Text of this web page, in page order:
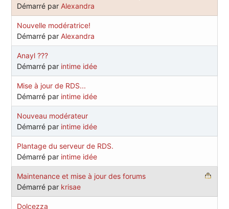
Démarré par Alexandra
Nouvelle modératrice!
Démarré par Alexandra
Anayl ???
Démarré par intime idée
Mise à jour de RDS...
Démarré par intime idée
Nouveau modérateur
Démarré par intime idée
Plantage du serveur de RDS.
Démarré par intime idée
Maintenance et mise à jour des forums
Démarré par krisae
Dolcezza